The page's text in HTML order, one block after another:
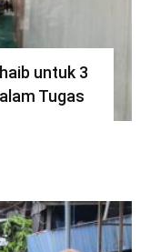
untuk 3
Tugas